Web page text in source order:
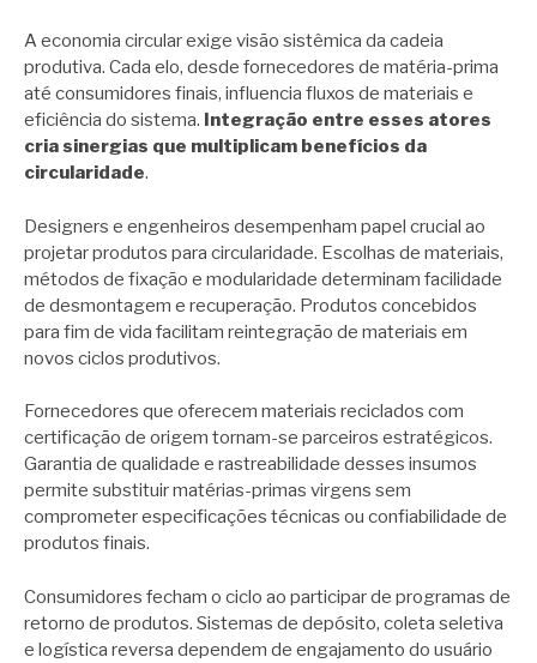
A economia circular exige visão sistêmica da cadeia
produtiva. Cada elo, desde fornecedores de matéria-prima
até consumidores finais, influencia fluxos de materiais e
eficiência do sistema. Integração entre esses atores
cria sinergias que multiplicam benefícios da
circularidade.
Designers e engenheiros desempenham papel crucial ao
projetar produtos para circularidade. Escolhas de materiais,
métodos de fixação e modularidade determinam facilidade
de desmontagem e recuperação. Produtos concebidos
para fim de vida facilitam reintegração de materiais em
novos ciclos produtivos.
Fornecedores que oferecem materiais reciclados com
certificação de origem tornam-se parceiros estratégicos.
Garantia de qualidade e rastreabilidade desses insumos
permite substituir matérias-primas virgens sem
comprometer especificações técnicas ou confiabilidade de
produtos finais.
Consumidores fecham o ciclo ao participar de programas de
retorno de produtos. Sistemas de depósito, coleta seletiva
e logística reversa dependem de engajamento do usuário